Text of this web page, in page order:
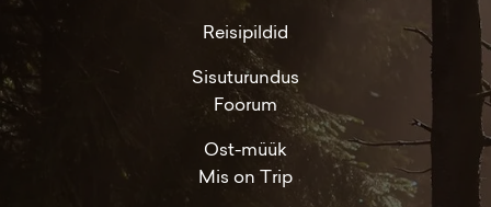
Reisipildid
Sisuturundus
Foorum
Ost-müük
Mis on Trip